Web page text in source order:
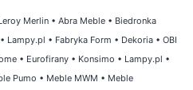
Merlin • Abra Meble • Biedronka
• Lampy.pl • Fabryka Form • Dekoria • OBI
• Eurofirany • Konsimo • Lampy.pl •
Pumo • Meble MWM • Meble